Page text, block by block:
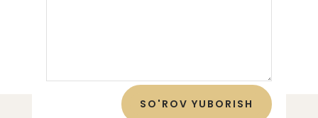
SO'ROV YUBORISH